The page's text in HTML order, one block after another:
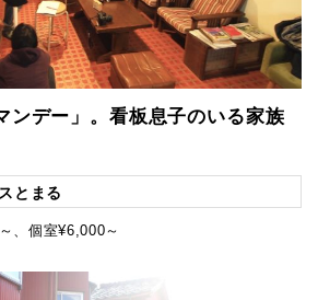
ンデー」。看板息子のいる家族
とまる
、個室¥6,000～